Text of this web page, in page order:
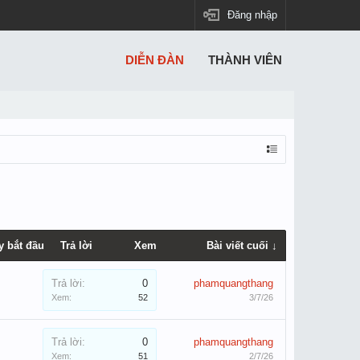
Đăng nhập
bắt đầu Trả lời Xem Bài viết cuối ↓
Trả lời: 0
Xem: 52
phamquangthang
3/7/26
Trả lời: 0
Xem: 51
phamquangthang
2/7/26
DIỄN ĐÀN THÀNH VIÊN